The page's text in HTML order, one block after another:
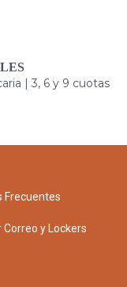
| 3, 6 y 9 cuotas
Frecuentes
Correo y Lockers